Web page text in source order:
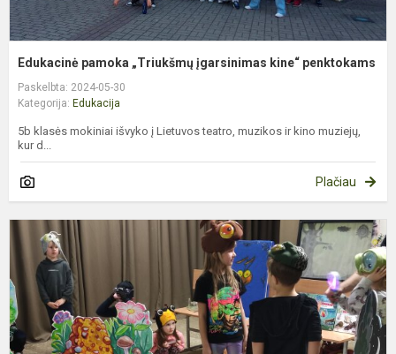
Edukacinė pamoka „Triukšmų įgarsinimas kine“ penktokams
Paskelbta: 2024-05-30
Kategorija: Edukacija
5b klasės mokiniai išvyko į Lietuvos teatro, muzikos ir kino muziejų,
kur d...
Plačiau